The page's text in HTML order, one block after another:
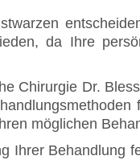
da Ihre
Chirurgie Dr.
möglichen
Ihrer Behandlung